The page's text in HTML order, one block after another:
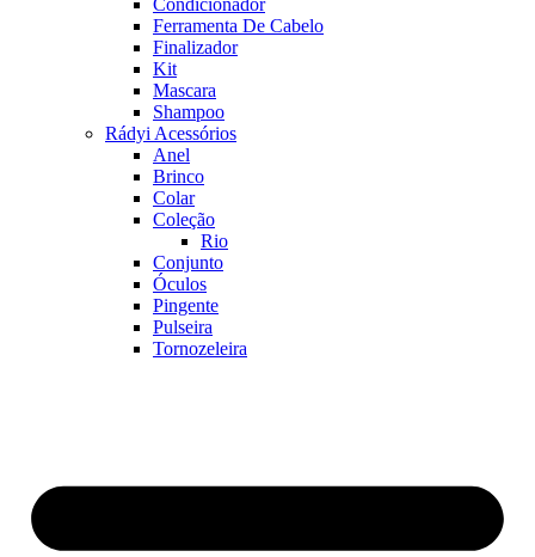
Condicionador
Ferramenta De Cabelo
Finalizador
Kit
Mascara
Shampoo
Rádyi Acessórios
Anel
Brinco
Colar
Coleção
Rio
Conjunto
Óculos
Pingente
Pulseira
Tornozeleira